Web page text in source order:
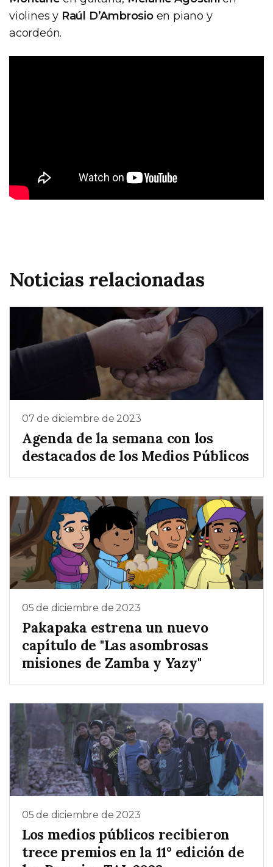
violines y Raúl D’Ambrosioen piano y
acordeón.
Noticias relacionadas
07 de diciembre de 2023
Agenda de la semana con los
destacados de los Medios Públicos
05 de diciembre de 2023
Pakapaka estrena un nuevo
capítulo de "Las asombrosas
misiones de Zamba y Yazy"
05 de diciembre de 2023
Los medios públicos recibieron
trece premios en la 11° edición de